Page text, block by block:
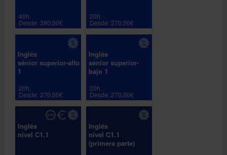
40h.
Desde: 380,00€
20h.
Desde: 270,00€
Inglés
sénior superior-alto
1
20h.
Desde: 270,00€
Inglés
sénior superior-
bajo 1
20h.
Desde: 270,00€
Inglés
nivel C1.1
Inglés
nivel C1.1
(primera parte)